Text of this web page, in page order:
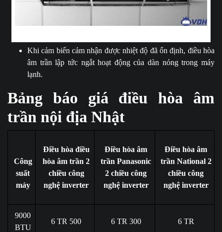
Khi cảm biến cảm nhận được nhiệt độ đã ổn định, điều hòa
âm trần lập tức ngắt hoạt động của dàn nóng trong máy
lạnh.
Bảng báo giá điều hòa âm
trần nội địa Nhật
Công
suất
máy
Điều hòa điều
hòa âm trần 2
chiều công
nghệ inverter
Điều hòa âm
trần Panasonic
2 chiều công
nghệ inverter
Điều hòa âm
trần National 2
chiều công
nghệ inverter
9000
BTU
6 TR 500 6 TR 300 6 TR